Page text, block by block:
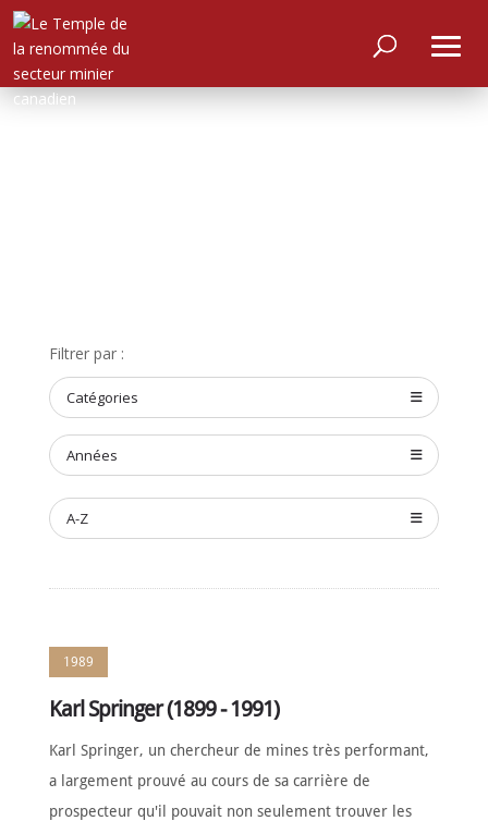
ACCUEIL
À
PROPOS
RENCONTRER
LES
ANNUELLE
DE
SOUTIEN
CONTACT
Français
Filtrer par :
Catégories
Années
A-Z
1989
Karl Springer (1899 - 1991)
Karl Springer, un chercheur de mines très performant,
a largement prouvé au cours de sa carrière de
prospecteur qu'il pouvait non seulement trouver les